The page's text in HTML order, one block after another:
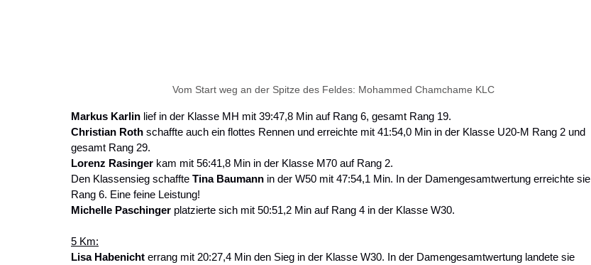
Vom Start weg an der Spitze des Feldes: Mohammed Chamchame KLC
Markus Karlin lief in der Klasse MH mit 39:47,8 Min auf Rang 6, gesamt Rang 19.
Christian Roth schaffte auch ein flottes Rennen und erreichte mit 41:54,0 Min in der Klasse U20-M Rang 2 und
gesamt Rang 29.
Lorenz Rasinger kam mit 56:41,8 Min in der Klasse M70 auf Rang 2.
Den Klassensieg schaffte Tina Baumann in der W50 mit 47:54,1 Min. In der Damengesamtwertung erreichte sie
Rang 6. Eine feine Leistung!
Michelle Paschinger platzierte sich mit 50:51,2 Min auf Rang 4 in der Klasse W30.
5 Km:
Lisa Habenicht errang mit 20:27,4 Min den Sieg in der Klasse W30. In der Damengesamtwertung landete sie